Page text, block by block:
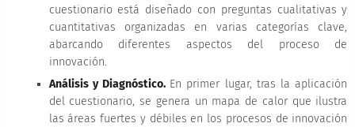
cuestionario está diseñado con preguntas cualitativas y
cuantitativas organizadas en varias categorías clave,
abarcando diferentes aspectos del proceso de
innovación.
Análisis y Diagnóstico. En primer lugar, tras la aplicación
del cuestionario, se genera un mapa de calor que ilustra
las áreas fuertes y débiles en los procesos de innovación